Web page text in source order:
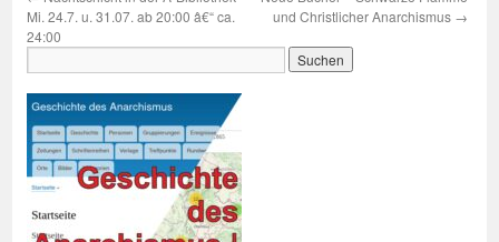
Mi. 24.7. u. 31.07. ab 20:00 â€“ ca.
24:00
und Christlicher Anarchismus →